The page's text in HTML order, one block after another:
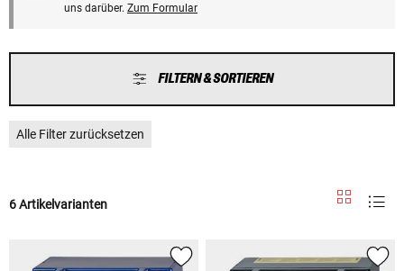
uns darüber. Zum Formular
FILTERN & SORTIEREN
Alle Filter zurücksetzen
6 Artikelvarianten